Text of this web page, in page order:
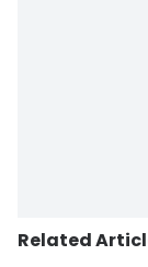
Related